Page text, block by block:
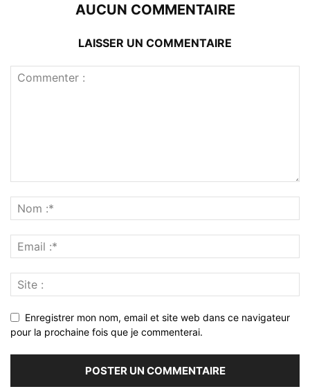
AUCUN COMMENTAIRE
LAISSER UN COMMENTAIRE
Enregistrer mon nom, email et site web dans ce navigateur
pour la prochaine fois que je commenterai.